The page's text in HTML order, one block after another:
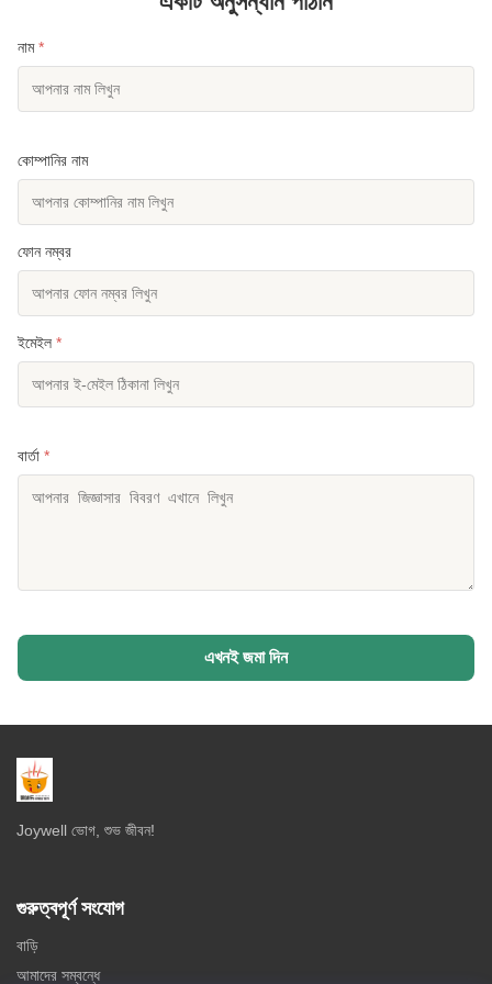
নাম*
কোম্পানির নাম
ফোন নম্বর
ইমেইল *
বার্তা *
এখনই জমা দিন
Joywell ভোগ, শুভ জীবন!
গুরুত্বপূর্ণ সংযোগ
বাড়ি
আমাদের সম্বন্ধে